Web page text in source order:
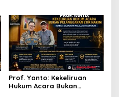
Prof. Yanto: Kekeliruan
Hukum Acara Bukan